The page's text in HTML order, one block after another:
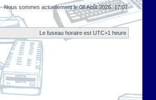
Nous sommes actuellement le 08 Août 2026, 17:07
Le fuseau horaire est UTC+1 heure